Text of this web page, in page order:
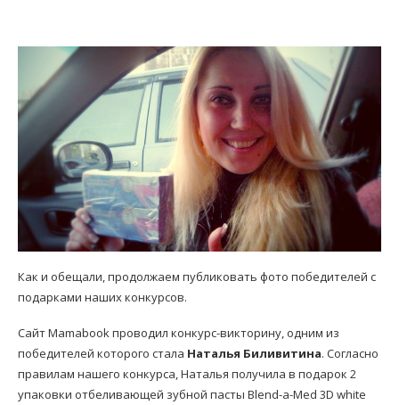
Как и обещали, продолжаем публиковать фото победителей с
подарками наших конкурсов.
Сайт Mamabook проводил конкурс-викторину, одним из
победителей которого стала Наталья Биливитина. Согласно
правилам нашего конкурса, Наталья получила в подарок 2
упаковки отбеливающей зубной пасты Blend-a-Med 3D white